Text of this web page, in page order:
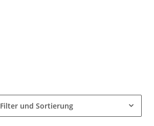
Filter und Sortierung